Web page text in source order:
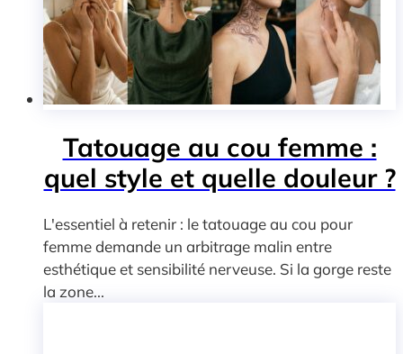
Tatouage au cou femme :
quel style et quelle douleur ?
L'essentiel à retenir : le tatouage au cou pour
femme demande un arbitrage malin entre
esthétique et sensibilité nerveuse. Si la gorge reste
la zone...